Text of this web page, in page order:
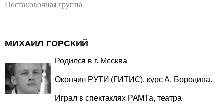
Постановочная группа
МИХАИЛ ГОРСКИЙ
Родился в г. Москва
Окончил РУТИ (ГИТИС), курс А. Бородина.
Играл в спектаклях РАМТа, театра